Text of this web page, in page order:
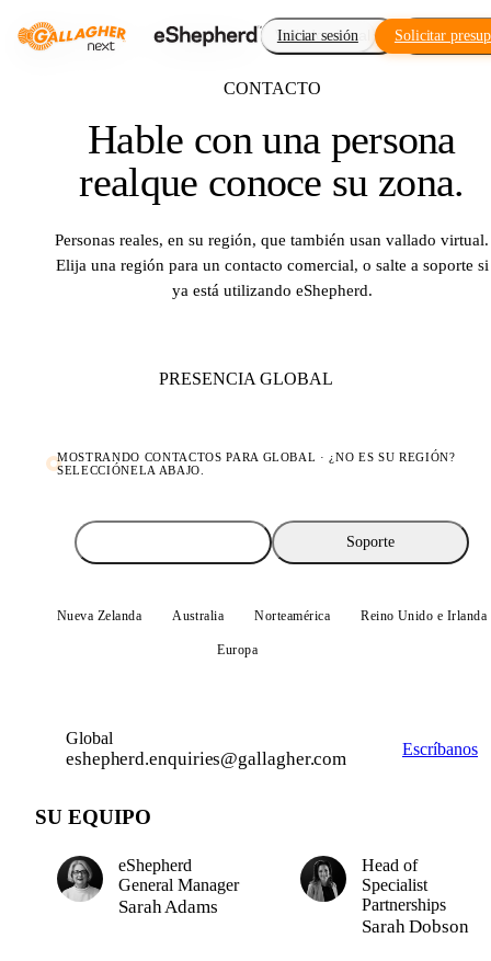
Vallado virtual
Iniciar sesión Solicitar
CONTACTO
Hable con una persona
realque conoce su zona.
Personas reales, en su región, que también usan vallado virtual.
Elija una región para un contacto comercial, o salte a soporte si
ya está utilizando eShepherd.
PRESENCIA GLOBAL
MOSTRANDO CONTACTOS PARA GLOBAL · ¿NO ES SU REGIÓN?
SELECCIÓNELA ABAJO.
Soporte
Nueva Zelanda Australia Norteamérica Reino Unido e Irlanda
Europa
Global
eshepherd.enquiries@gallagher.com Escríbanos
SU EQUIPO
eShepherd
General Manager
Sarah Adams
Head of
Specialist
Partnerships
Sarah Dobson